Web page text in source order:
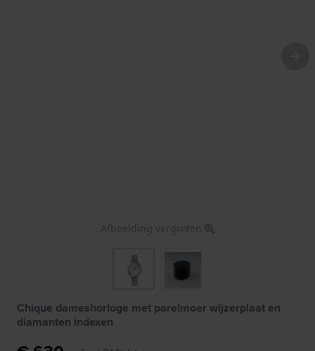
Afbeelding vergroten
Chique dameshorloge met parelmoer wijzerplaat en
diamanten indexen